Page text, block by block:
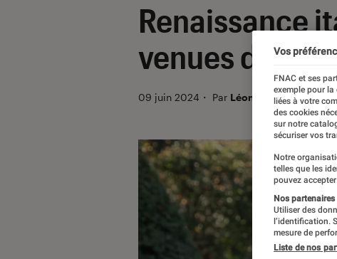
Renaissance
venues de la
09 juin 2024 ・ Par Léonard Desbrières
Vos
FNAC et ses
exemple pour
liées à votre
des cookies
sur notre
sécuriser vos
Notre
telles que les
pouvez
Nos
Utiliser des
l’identification.
mesure de
Liste de nos